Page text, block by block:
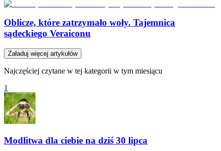
Oblicze, które zatrzymało woły. Tajemnica
sądeckiego Veraiconu
Załaduj więcej artykułów
Najczęściej czytane w tej kategorii w tym miesiącu
1
Modlitwa dla ciebie na dziś 30 lipca